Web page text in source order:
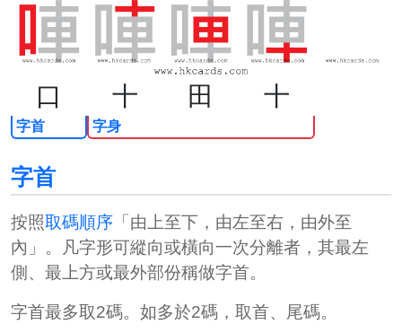
口 十 田 十
字首 字身
字首
按照取碼順序 「由上至下，由左至右，由外至
內」。凡字形可縱向或橫向一次分離者，其最左
側、最上方或最外部份稱做字首。
字首最多取2碼。如多於2碼，取首、尾碼。